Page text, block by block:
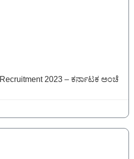
2023 – ಕರ್ನಾಟಕ ಅಂಚೆ